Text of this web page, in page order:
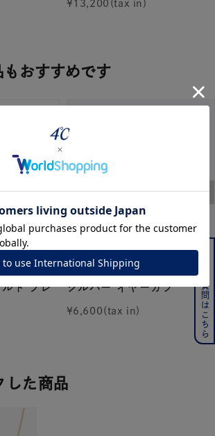
¥ 13,200
もおすすめです
ド ブレ
CANAL ４℃
シルバー イヤーカフ
¥6,600
した商品
よくある質問はこちら